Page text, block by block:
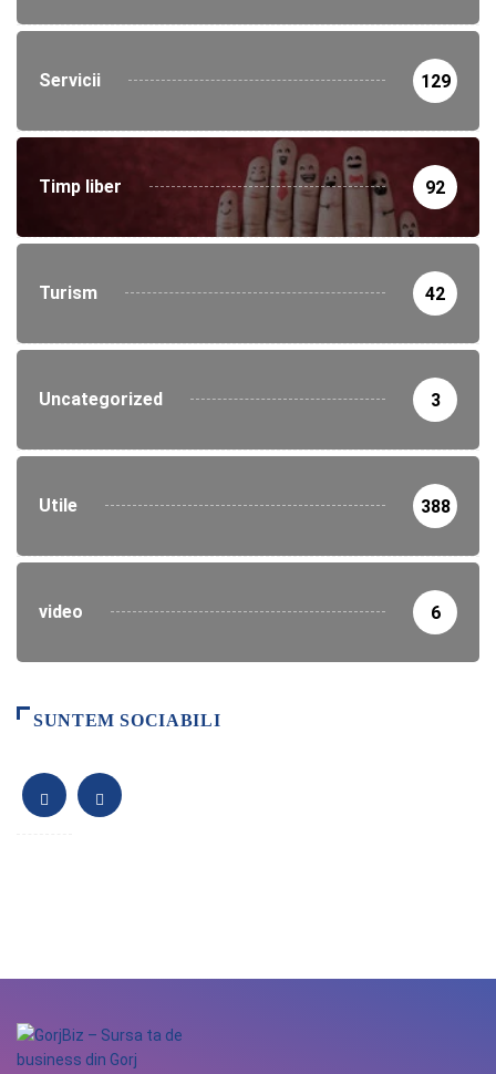
Servicii 129
Timp liber 92
Turism 42
Uncategorized 3
Utile 388
video 6
SUNTEM SOCIABILI